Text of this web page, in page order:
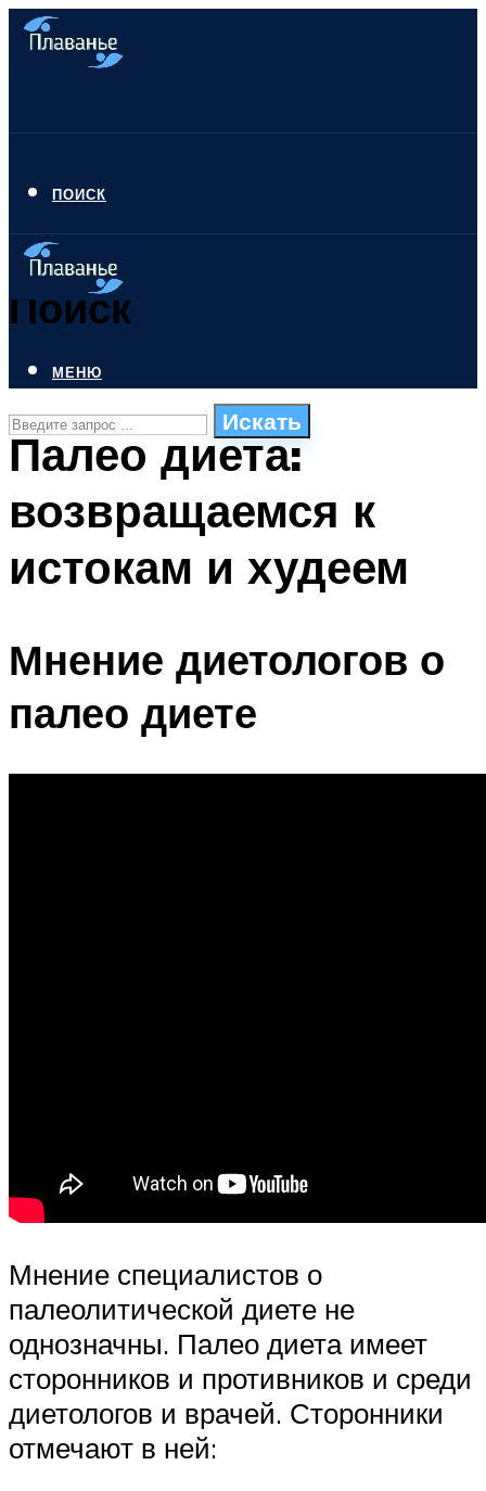
ПОИСК
Поиск
Искать
СТИЛИ ПЛАВАНЬЯ
ПЛАВАНЬЕ ДЛЯ ДЕТЕЙ
БАССЕЙН ДЛЯ ДОМА
МЕНЮ
МЕНЮ
Палео диета:
возвращаемся к
истокам и худеем
Мнение диетологов о
палео диете
Мнение специалистов о
палеолитической диете не
однозначны. Палео диета имеет
сторонников и противников и среди
диетологов и врачей. Сторонники
отмечают в ней: